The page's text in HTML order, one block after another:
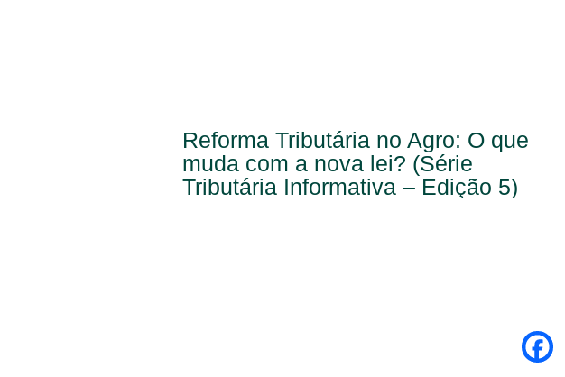
Reforma Tributária no Agro: O que
muda com a nova lei? (Série
Tributária Informativa – Edição 5)